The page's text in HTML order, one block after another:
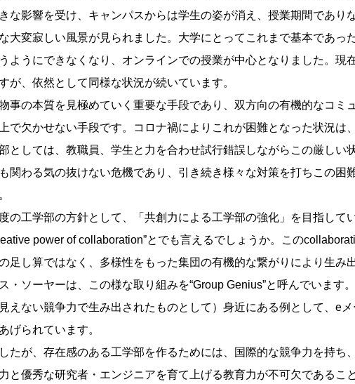
な影響を受け、キャンパスからは学生の姿が消え、授業期間であり
大変寂しい風景が見られました。大学にとってこれまで基本であっ
ようにできなくなり、オンラインでの授業が中心となりました。現
が、依然として同様な状況が続いています。
事の本質を見極めていく重要な手段であり、双方向の有機的なコミ
で欠かせない手段です。コロナ禍によりこれが困難となった状況は
としては、教職員、学生と力を合わせ試行錯誤しながらこの厳しい
関わる気の抜けない危機であり、引き続き様々な対策を打ちこの困
の工学部の方針として、「共創力による工学部の強化」を目指して
power of collaboration”とでも言えるでしょうか。この
足し算ではなく、多様性をもった集団の有機的な繋がりにより生み
・ソーヤーは、この様な取り組みを“Group Genius”と呼んでいます
えない競争力で生み出されたものとして）身近にある例として、e
げられています。
たが、存在感のある工学部を作るためには、国際的な競争力を持ち
と優秀な研究者・エンジニアを育て上げる教育力が不可欠であるこ